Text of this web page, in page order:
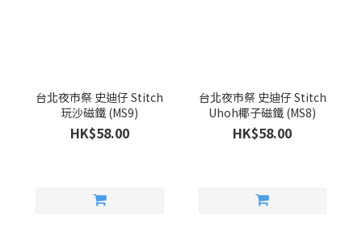
台北夜市祭 史迪仔 Stitch
玩沙磁鐵 (MS9)
HK$58.00
台北夜市祭 史迪仔 Stitch
Uhoh椰子磁鐵 (MS8)
HK$58.00